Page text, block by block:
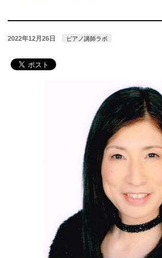
2022年12月26日 ピアノ講師ラボ